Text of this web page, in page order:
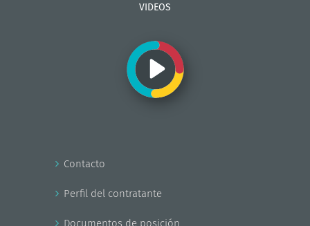
VIDEOS
Contacto
Perfil del contratante
Documentos de posición